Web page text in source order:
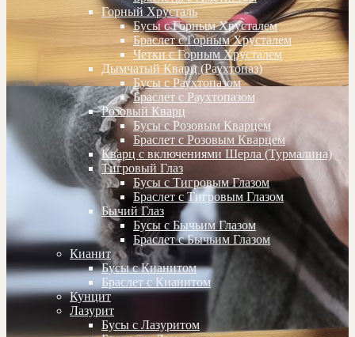
Горный Хрусталь
Бусы с Горным Хрусталем
Браслет с Горным Хрусталем
Четки с Горным Хрусталем
Дымчатый Кварц (Раухтопаз)
Бусы с Раухтопазом
Браслет с Раухтопазом
Розовый Кварц
Бусы с Розовым Кварцем
Браслет с Розовым Кварцем
Кварц с включениями Шерла (Турмалина)
Тигровый Глаз
Бусы с Тигровым Глазом
Браслет с Тигровым Глазом
Бычий Глаз
Бусы с Бычьим Глазом
Браслет с Бычьим Глазом
Кианит
Бусы с Кианитом
Браслет с Кианитом
Кунцит
Лазурит
Бусы с Лазуритом